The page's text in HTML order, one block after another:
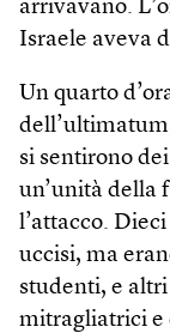
arrivavano.
Israele aveva
Un quarto
si sentirono
un’unità della
l’attacco.
uccisi, ma
studenti, e
mitragliatrici e